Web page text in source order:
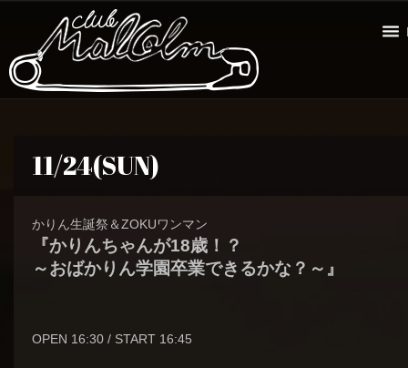
11/24(SUN)
かりん生誕祭＆ZOKUワンマン
『かりんちゃんが18歳！？
～おばかりん学園卒業できるかな？～』
OPEN 16:30 / START 16:45